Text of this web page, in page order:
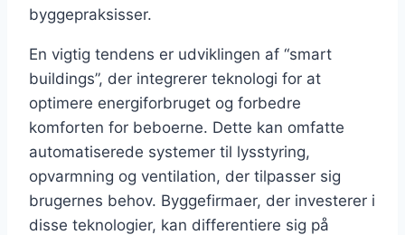
byggepraksisser.
En vigtig tendens er udviklingen af “smart
buildings”, der integrerer teknologi for at
optimere energiforbruget og forbedre
komforten for beboerne. Dette kan omfatte
automatiserede systemer til lysstyring,
opvarmning og ventilation, der tilpasser sig
brugernes behov. Byggefirmaer, der investerer i
disse teknologier, kan differentiere sig på